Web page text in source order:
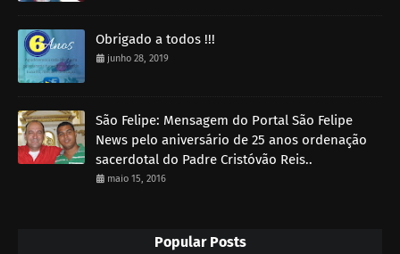
Obrigado a todos !!!
junho 28, 2019
São Felipe: Mensagem do Portal São Felipe
News pelo aniversário de 25 anos ordenação
sacerdotal do Padre Cristóvão Reis..
maio 15, 2016
Popular Posts